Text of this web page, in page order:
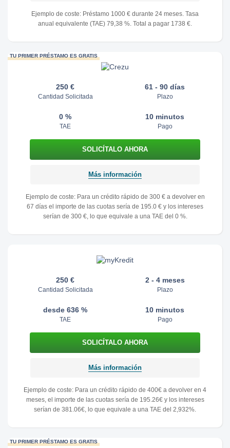
Ejemplo de coste: Préstamo 1000 € durante 24 meses. Tasa
anual equivalente (TAE) 79,38 %. Total a pagar 1738 €.
TU PRIMER PRÉSTAMO ES GRATIS
250 €
Cantidad Solicitada
61 - 90 días
Plazo
0 %
TAE
10 minutos
Pago
Más información
Ejemplo de coste: Para un crédito rápido de 300 € a devolver en
67 días el importe de las cuotas sería de 195.0 € y los intereses
serían de 300 €, lo que equivale a una TAE del 0 %.
250 €
Cantidad Solicitada
2 - 4 meses
Plazo
desde 636 %
TAE
10 minutos
Pago
Más información
Ejemplo de coste: Para un crédito rápido de 400€ a devolver en 4
meses, el importe de las cuotas sería de 195.26€ y los intereses
serían de 381.06€, lo que equivale a una TAE del 2,932%.
TU PRIMER PRÉSTAMO ES GRATIS